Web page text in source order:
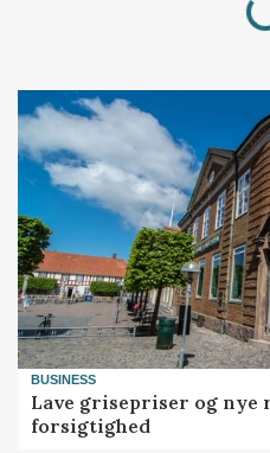
BUSINESS
Lave grisepriser og nye
forsigtighed